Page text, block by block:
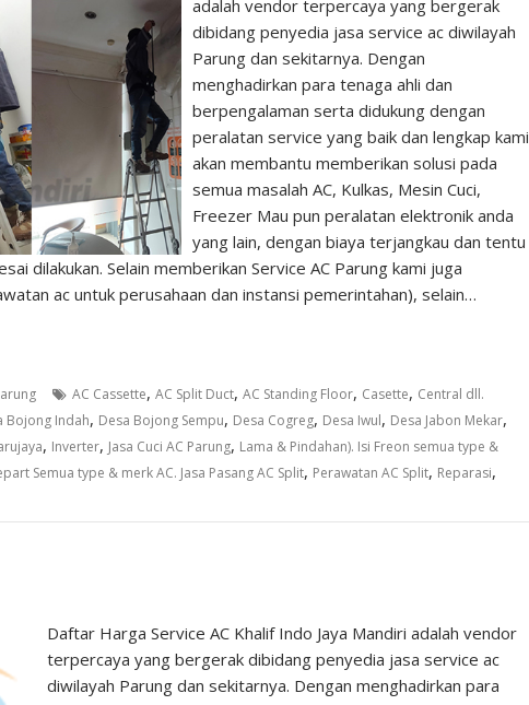
adalah vendor terpercaya yang bergerak
dibidang penyedia jasa service ac diwilayah
Parung dan sekitarnya. Dengan
menghadirkan para tenaga ahli dan
berpengalaman serta didukung dengan
peralatan service yang baik dan lengkap kami
akan membantu memberikan solusi pada
semua masalah AC, Kulkas, Mesin Cuci,
Freezer Mau pun peralatan elektronik anda
yang lain, dengan biaya terjangkau dan tentu
dilakukan. Selain memberikan Service AC Parung kami juga
ac untuk perusahaan dan instansi pemerintahan), selain…
AC Cassette, AC Split Duct, AC Standing Floor, Casette, Central dll.
Bojong Indah, Desa Bojong Sempu, Desa Cogreg, Desa Iwul, Desa Jabon Mekar,
, Inverter, Jasa Cuci AC Parung, Lama & Pindahan). Isi Freon semua type &
Semua type & merk AC. Jasa Pasang AC Split, Perawatan AC Split, Reparasi,
Daftar Harga Service AC Khalif Indo Jaya Mandiri adalah vendor
terpercaya yang bergerak dibidang penyedia jasa service ac
diwilayah Parung dan sekitarnya. Dengan menghadirkan para